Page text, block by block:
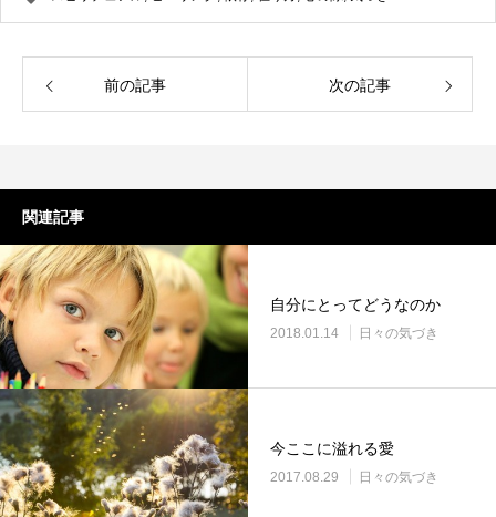
前の記事 次の記事
関連記事
自分にとってどうなのか
2018.01.14 日々の気づき
今ここに溢れる愛
2017.08.29 日々の気づき